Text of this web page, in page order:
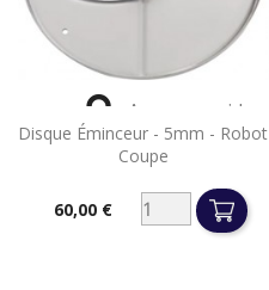
Disque Éminceur - 5mm - Robot
Coupe
Prix60,00 €
 Aperçu rapide